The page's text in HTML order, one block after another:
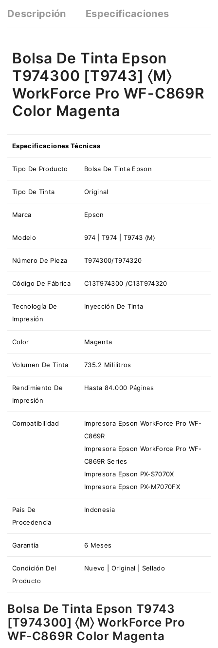
Descripción Especificaciones
Bolsa De Tinta Epson
T974300 [T9743] 〈M〉
WorkForce Pro WF-C869R
Color Magenta
Especificaciones Técnicas
Tipo De Producto Bolsa De Tinta Epson
Tipo De Tinta Original
Marca Epson
Modelo 974 | T974 | T9743 〈M〉
Número De Pieza T974300/T974320
Código De Fábrica C13T974300 /C13T974320
Tecnología De
Impresión
Inyección De Tinta
Color Magenta
Volumen De Tinta 735.2 Mililitros
Rendimiento De
Impresión
Hasta 84.000 Páginas
Compatibilidad
Impresora Epson WorkForce Pro WF-
C869R
Impresora Epson WorkForce Pro WF-
C869R Series
Impresora Epson PX-S7070X
Impresora Epson PX-M7070FX
Pais De
Procedencia
Indonesia
Garantía 6 Meses
Condición Del
Producto
Nuevo | Original | Sellado
Bolsa De Tinta Epson T9743
[T974300] 〈M〉 WorkForce Pro
WF-C869R Color Magenta